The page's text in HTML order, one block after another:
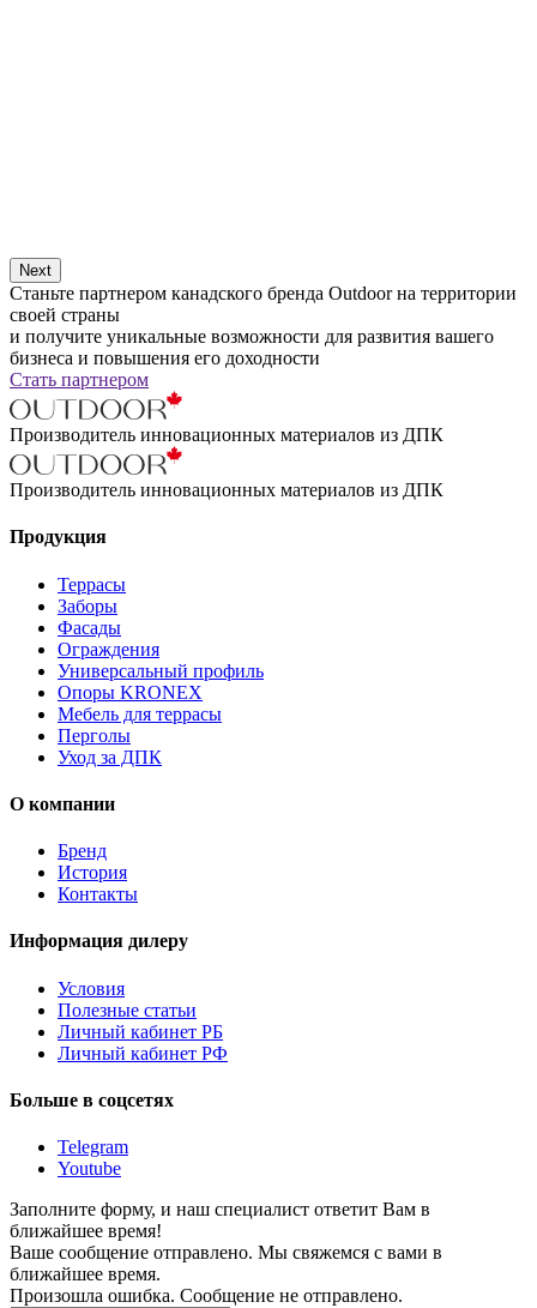
Next
Станьте партнером канадского бренда Outdoor на территории
своей страны
и получите уникальные возможности для развития вашего
бизнеса и повышения его доходности
Стать партнером
Производитель инновационных материалов из ДПК
Производитель инновационных материалов из ДПК
Продукция
Террасы
Заборы
Фасады
Ограждения
Универсальный профиль
Опоры KRONEX
Мебель для террасы
Перголы
Уход за ДПК
О компании
Бренд
История
Контакты
Информация дилеру
Условия
Полезные статьи
Личный кабинет РБ
Личный кабинет РФ
Больше в соцсетях
Telegram
Youtube
Заполните форму, и наш специалист ответит Вам в
ближайшее время!
Ваше сообщение отправлено. Мы свяжемся с вами в
ближайшее время.
Произошла ошибка. Сообщение не отправлено.